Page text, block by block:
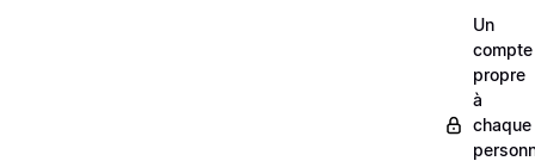
Un
compte
propre
à
chaque